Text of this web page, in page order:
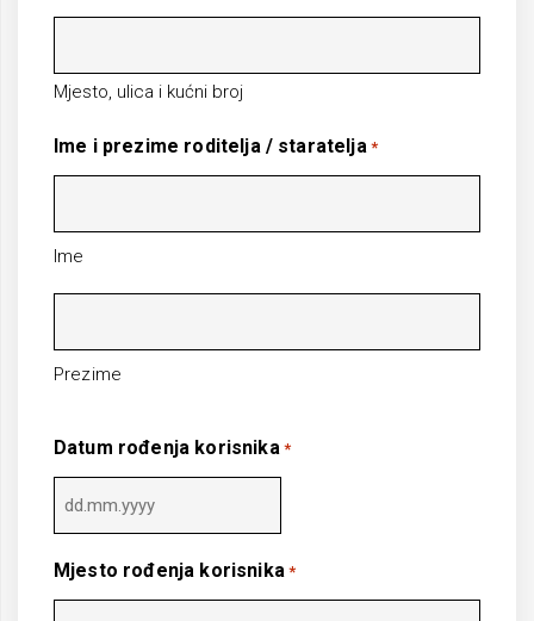
Mjesto, ulica i kućni broj
Ime i prezime roditelja / staratelja *
Ime
Prezime
Datum rođenja korisnika *
Mjesto rođenja korisnika *